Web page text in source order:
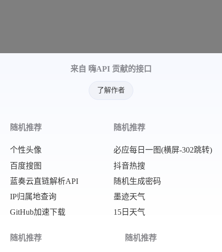
来自 嗨API 贡献的接口
了解作者
随机推荐
个性头像
百度搜图
蓝奏云直链解析API
IP归属地查询
GitHub加速下载
随机推荐
必应每日一图(横屏-302跳转)
抖音热搜
随机生成密码
墨迹天气
15日天气
随机推荐 随机推荐